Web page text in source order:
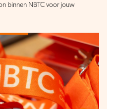
binnen NBTC voor jouw